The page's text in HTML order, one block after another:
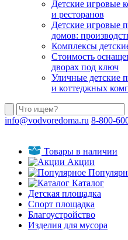
Детские игровые
и ресторанов
Детские игровые
домов:
Комплексы
Стоимость
дворах под ключ
Уличные детские
и коттеджных
info@vodvoredoma.ru 8-800-
Товары в наличии
Акции
Каталог
Детская площадка
Спорт площадка
Благоустройство
Изделия для мусора